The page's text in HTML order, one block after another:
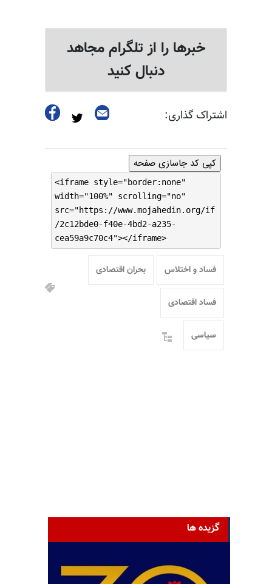
خبرها را از تلگرام مجاهد
دنبال کنید
اشتراک گذاری:
کپی کد جاسازی صفحه
<iframe style="border:none"
width="100%" scrolling="no"
src="https://www.mojahedin.org/if
/2c12bde0-f40e-4bd2-a235-
cea59a9c70c4"></iframe>
فساد و اختلاس بحران اقتصادی
فساد اقتصادی
سیاسی
گزیده ها